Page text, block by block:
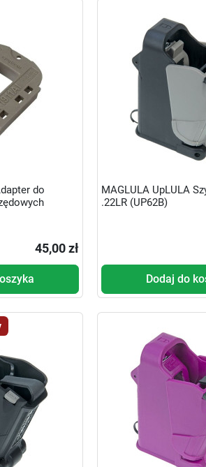
do
45,00 zł
MAGLULA UpLULA
.22LR (UP62B)
Dodaj do